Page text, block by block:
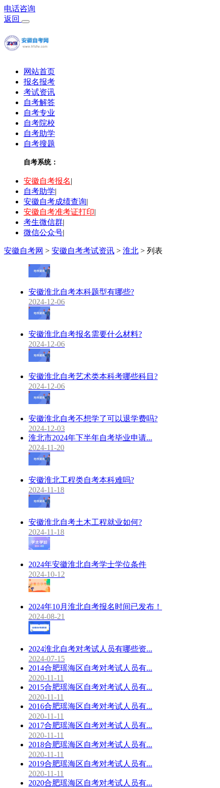
电话咨询
返回
网站首页
报名报考
考试资讯
自考解答
自考专业
自考院校
自考助学
自考搜题
自考系统：
安徽自考报名|
自考助学|
安徽自考成绩查询|
安徽自考准考证打印|
考生微信群|
微信公众号|
安徽自考网 > 安徽自考考试资讯 > 淮北 > 列表
安徽淮北自考本科题型有哪些?
2024-12-06
安徽淮北自考报名需要什么材料?
2024-12-06
安徽淮北自考艺术类本科考哪些科目?
2024-12-06
安徽淮北自考不想学了可以退学费吗?
2024-12-03
淮北市2024年下半年自考毕业申请...
2024-11-20
安徽淮北工程类自考本科难吗?
2024-11-18
安徽淮北自考土木工程就业如何?
2024-11-18
2024年安徽淮北自考学士学位条件
2024-10-12
2024年10月淮北自考报名时间已发布！
2024-08-21
2024淮北自考对考试人员有哪些资...
2024-07-15
2014合肥瑶海区自考对考试人员有...
2020-11-11
2015合肥瑶海区自考对考试人员有...
2020-11-11
2016合肥瑶海区自考对考试人员有...
2020-11-11
2017合肥瑶海区自考对考试人员有...
2020-11-11
2018合肥瑶海区自考对考试人员有...
2020-11-11
2019合肥瑶海区自考对考试人员有...
2020-11-11
2020合肥瑶海区自考对考试人员有...